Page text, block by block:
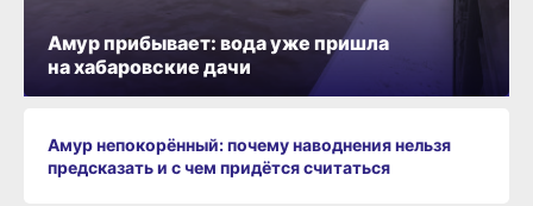
Амур прибывает: вода уже пришла
на хабаровские дачи
Амур непокорённый: почему наводнения нельзя
предсказать и с чем придётся считаться